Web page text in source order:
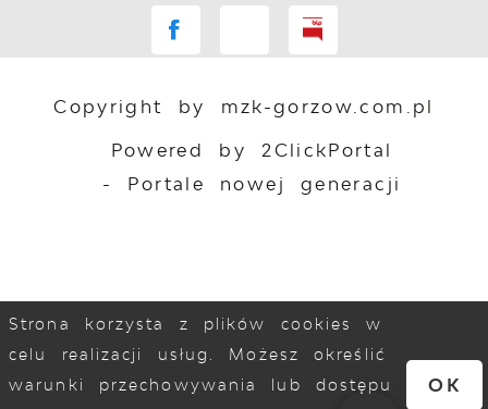
Copyright by mzk-gorzow.com.pl
Powered by2ClickPortal
- Portale nowej generacji
Strona korzysta z plików cookies w
celu realizacji usług. Możesz określić
warunki przechowywania lub dostępu
OK